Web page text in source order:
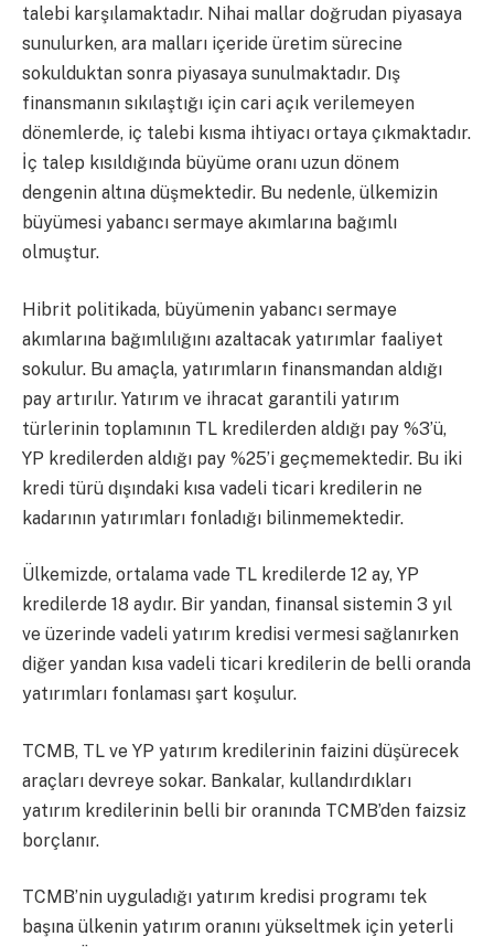
talebi karşılamaktadır. Nihai mallar doğrudan piyasaya
sunulurken, ara malları içeride üretim sürecine
sokulduktan sonra piyasaya sunulmaktadır. Dış
finansmanın sıkılaştığı için cari açık verilemeyen
dönemlerde, iç talebi kısma ihtiyacı ortaya çıkmaktadır.
İç talep kısıldığında büyüme oranı uzun dönem
dengenin altına düşmektedir. Bu nedenle, ülkemizin
büyümesi yabancı sermaye akımlarına bağımlı
olmuştur.
Hibrit politikada, büyümenin yabancı sermaye
akımlarına bağımlılığını azaltacak yatırımlar faaliyet
sokulur. Bu amaçla, yatırımların finansmandan aldığı
pay artırılır. Yatırım ve ihracat garantili yatırım
türlerinin toplamının TL kredilerden aldığı pay %3’ü,
YP kredilerden aldığı pay %25’i geçmemektedir. Bu iki
kredi türü dışındaki kısa vadeli ticari kredilerin ne
kadarının yatırımları fonladığı bilinmemektedir.
Ülkemizde, ortalama vade TL kredilerde 12 ay, YP
kredilerde 18 aydır. Bir yandan, finansal sistemin 3 yıl
ve üzerinde vadeli yatırım kredisi vermesi sağlanırken
diğer yandan kısa vadeli ticari kredilerin de belli oranda
yatırımları fonlaması şart koşulur.
TCMB, TL ve YP yatırım kredilerinin faizini düşürecek
araçları devreye sokar. Bankalar, kullandırdıkları
yatırım kredilerinin belli bir oranında TCMB’den faizsiz
borçlanır.
TCMB’nin uyguladığı yatırım kredisi programı tek
başına ülkenin yatırım oranını yükseltmek için yeterli